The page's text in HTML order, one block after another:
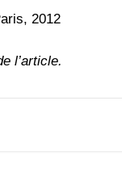
2012
l’article.